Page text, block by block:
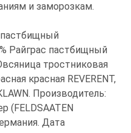
и заморозкам.
Райграс пастбищный
тростниковая
красная REVERENT,
Производитель:
(FELDSAATEN
Дата